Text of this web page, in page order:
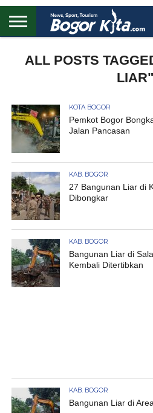
UTAMA
ALL POSTS
LIAR"
KOTA BOGOR
Pemkot Bogor
Jalan Pancasan
KAB. BOGOR
27 Bangunan Liar di
Dibongkar
KAB. BOGOR
Bangunan Liar di
Kembali Ditertibkan
KAB. BOGOR
Bangunan Liar di